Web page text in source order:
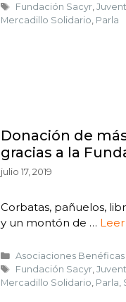
Fundación Sacyr,
Mercadillo Solidario Parla
Donación de
gracias a la
julio 17, 2019
Corbatas, pañuelos,
y un montón de …
Asociaciones Benéficas
Fundación Sacyr,
Mercadillo Solidario Parla